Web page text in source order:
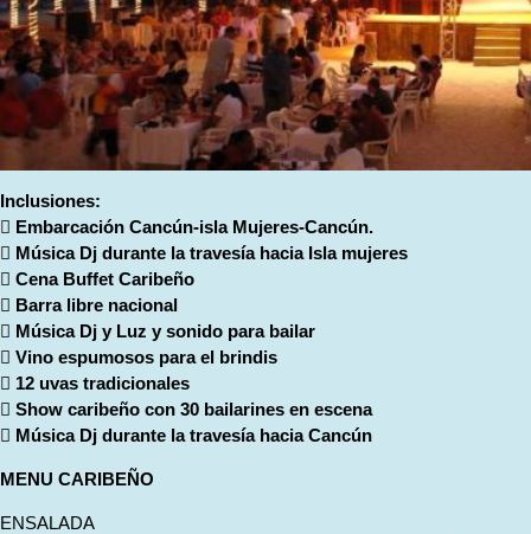
Inclusiones:
 Embarcación Cancún-isla Mujeres-Cancún.
 Música Dj durante la travesía hacia Isla mujeres
 Cena Buffet Caribeño
 Barra libre nacional
 Música Dj y Luz y sonido para bailar
 Vino espumosos para el brindis
 12 uvas tradicionales
 Show caribeño con 30 bailarines en escena
 Música Dj durante la travesía hacia Cancún
MENU CARIBEÑO
ENSALADA